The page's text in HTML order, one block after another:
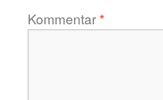
Kommentar*